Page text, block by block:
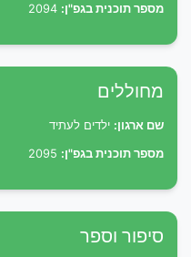
מספר תוכנית בגפ"ן:
מחוללים
שם ארגון: ילדים לעתיד
מספר תוכנית בגפ"ן:
סיפור וספר